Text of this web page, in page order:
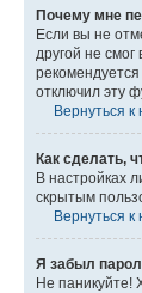
Почему мне
Если вы не
другой не
отключил эту
Вернуться к
Как сделать,
В настройках
скрытым
Вернуться к
Я забыл
Не паникуйте!